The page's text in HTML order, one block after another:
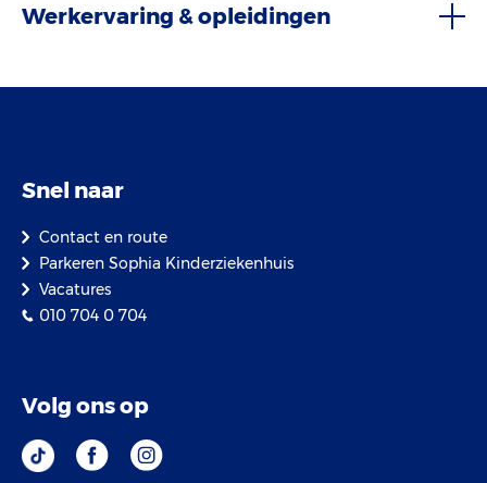
Werkervaring & opleidingen
Snel naar
Contact en route
Parkeren Sophia Kinderziekenhuis
Vacatures
010 704 0 704
Volg ons op